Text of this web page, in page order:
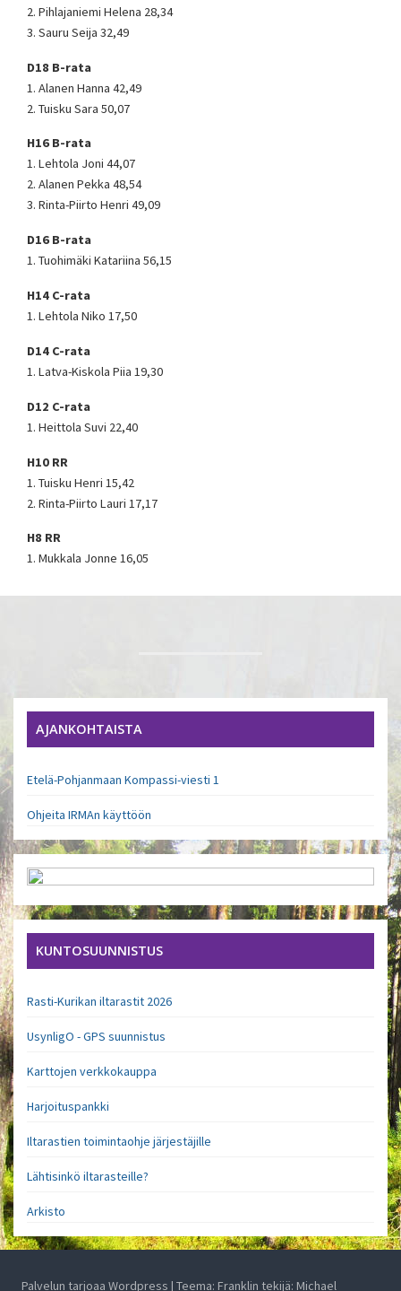
2. Pihlajaniemi Helena 28,34
3. Sauru Seija 32,49
D18 B-rata
1. Alanen Hanna 42,49
2. Tuisku Sara 50,07
H16 B-rata
1. Lehtola Joni 44,07
2. Alanen Pekka 48,54
3. Rinta-Piirto Henri 49,09
D16 B-rata
1. Tuohimäki Katariina 56,15
H14 C-rata
1. Lehtola Niko 17,50
D14 C-rata
1. Latva-Kiskola Piia 19,30
D12 C-rata
1. Heittola Suvi 22,40
H10 RR
1. Tuisku Henri 15,42
2. Rinta-Piirto Lauri 17,17
H8 RR
1. Mukkala Jonne 16,05
AJANKOHTAISTA
Etelä-Pohjanmaan Kompassi-viesti 1
Ohjeita IRMAn käyttöön
KUNTOSUUNNISTUS
Rasti-Kurikan iltarastit 2026
UsynligO - GPS suunnistus
Karttojen verkkokauppa
Harjoituspankki
Iltarastien toimintaohje järjestäjille
Lähtisinkö iltarasteille?
Arkisto
Palvelun tarjoaa Wordpress | Teema: Franklin tekijä: Michael